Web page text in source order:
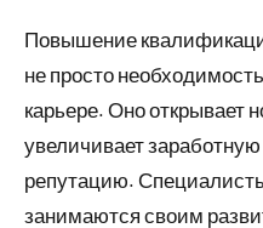
Повышение
не просто
карьере. Оно открывает
увеличивает
репутацию.
занимаются своим